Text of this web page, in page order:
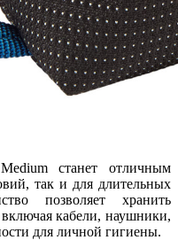
станет отличным
так и для длительных
позволяет хранить
кабели, наушники,
для личной гигиены.